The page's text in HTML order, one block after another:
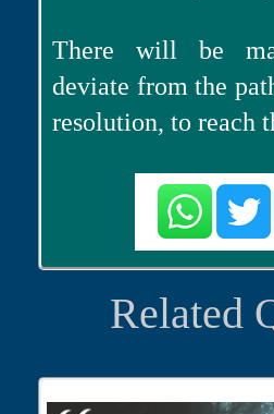
There will be
deviate from the
resolution, to reach
Related